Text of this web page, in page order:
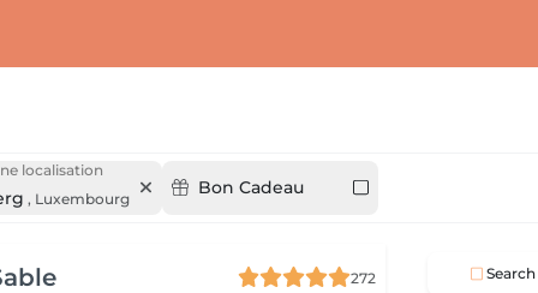
localisation
, Luxembourg
Bon Cadeau
272